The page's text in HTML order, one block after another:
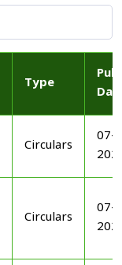
Type
Circulars
07-
Circulars
07-